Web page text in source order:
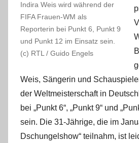
Indira Weis wird während der
FIFA Frauen-WM als
Reporterin bei Punkt 6, Punkt 9
und Punkt 12 im Einsatz sein.
(c) RTL / Guido Engels
Weis, Sängerin und
der Weltmeisterschaft in
bei „Punkt 6“, „Punkt 9“ und
sein. Die 31-Jährige, die im
Dschungelshow“ teilnahm, ist